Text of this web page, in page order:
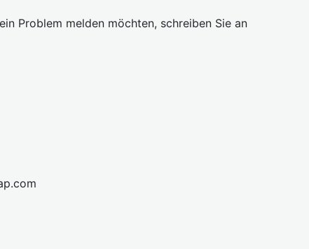
Problem melden möchten, schreiben Sie an